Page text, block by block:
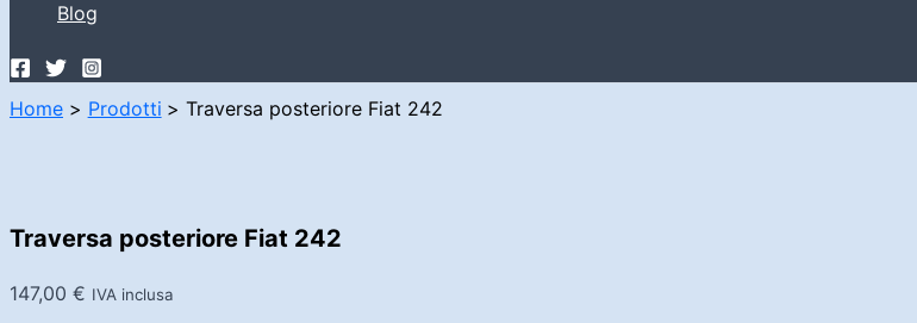
Blog
Home Prodotti Traversa posteriore Fiat 242
Traversa posteriore Fiat 242
147,00 € IVA inclusa